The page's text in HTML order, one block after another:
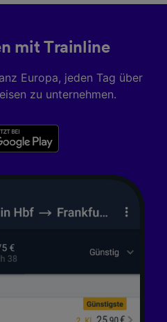
mit Trainline
Europa, jeden Tag über
zu unternehmen.